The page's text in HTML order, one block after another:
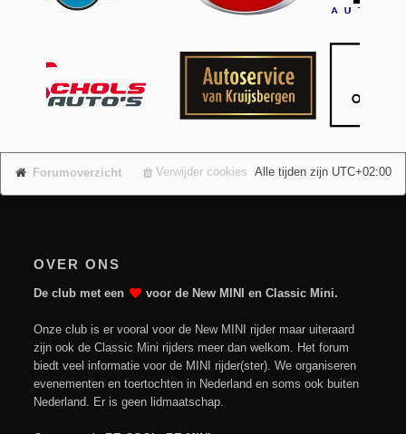
Forumoverzicht Alle tijden zijn UTC+02:00
Verwijder cookies
OVER ONS
De club met een voor de New MINI en Classic Mini.
Onze club is er vooral voor de New MINI rijder maar uiteraard
zijn ook de Classic Mini rijders meer dan welkom. Het forum
biedt veel informatie voor de MINI rijder(ster). We organiseren
evenementen en toertochten in Nederland en soms ook buiten
Nederland. Er is geen lidmaatschap.